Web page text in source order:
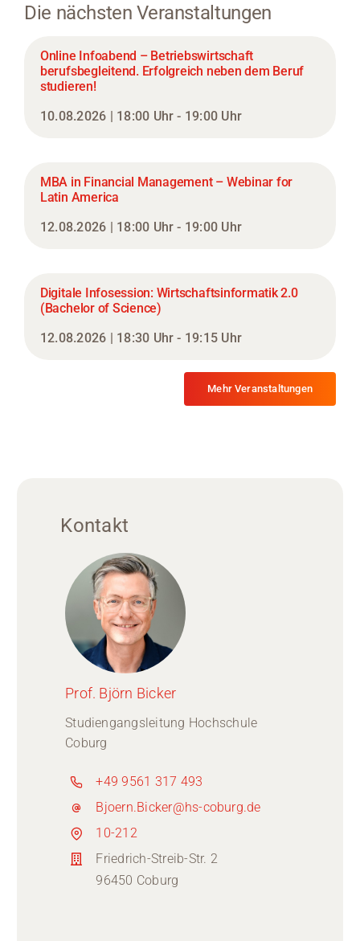
Die nächsten Veranstaltungen
Online Infoabend – Betriebswirtschaft
berufsbegleitend. Erfolgreich neben dem Beruf
studieren!
10.08.2026 | 18:00 Uhr - 19:00 Uhr
MBA in Financial Management – Webinar for
Latin America
12.08.2026 | 18:00 Uhr - 19:00 Uhr
Digitale Infosession: Wirtschaftsinformatik 2.0
(Bachelor of Science)
12.08.2026 | 18:30 Uhr - 19:15 Uhr
Mehr Veranstaltungen
Kontakt
Prof. Björn Bicker
Studiengangsleitung Hochschule
Coburg
+49 9561 317 493
Bjoern.Bicker@hs-coburg.de
10-212
Friedrich-Streib-Str. 2
96450 Coburg